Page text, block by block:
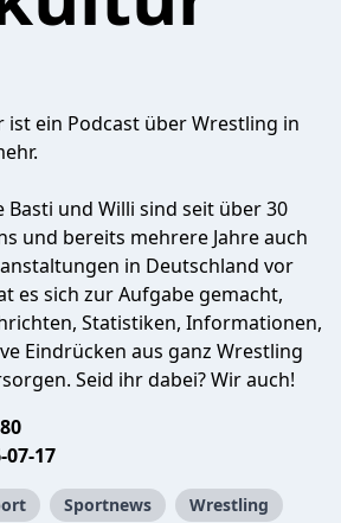
ein Podcast über Wrestling in
Basti und Willi sind seit über 30
und bereits mehrere Jahre auch
in Deutschland vor
es sich zur Aufgabe gemacht,
Statistiken, Informationen,
Eindrücken aus ganz Wrestling
Seid ihr dabei? Wir auch!
80
07-17
Sportnews Wrestling